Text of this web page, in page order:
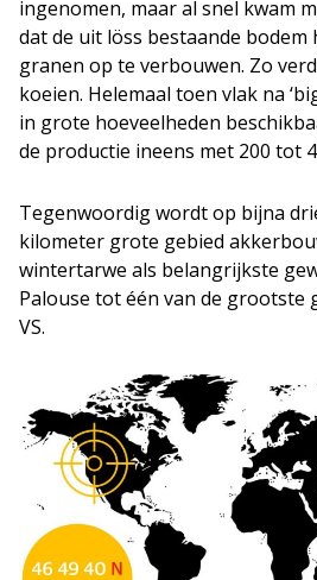
ingenomen, maar al snel kwam
dat de uit löss bestaande bodem
granen op te verbouwen. Zo
koeien. Helemaal toen vlak na
in grote hoeveelheden
de productie ineens met 200 tot
Tegenwoordig wordt op bijna
kilometer grote gebied
wintertarwe als belangrijkste
Palouse tot één van de grootste
VS.